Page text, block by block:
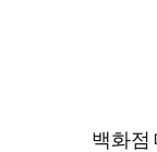
백화점